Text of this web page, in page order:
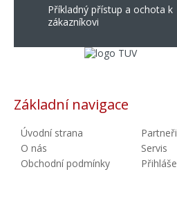
Příkladný přístup a ochota k
zákazníkovi
Základní navigace
Úvodní strana
O nás
Obchodní podmínky
Partneři
Servis